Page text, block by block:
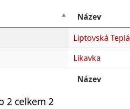
Název
Liptovská Teplá
Likavka
Název
2 celkem 2